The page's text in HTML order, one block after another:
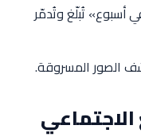
— «ينحف 10 كيلو في أسبوع» تُبلّغ وتُدمّر
الصور المسروقة.